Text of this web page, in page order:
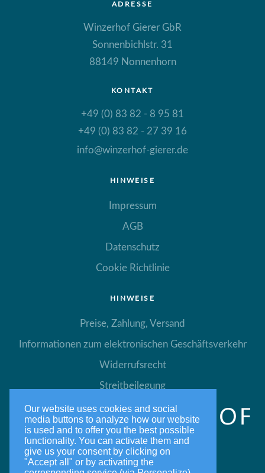
ADRESSE
Winzerhof Gierer GbR
Sonnenbichlstr. 31
88149 Nonnenhorn
KONTAKT
+49 (0) 83 82 - 8 95 81
+49 (0) 83 82 - 27 39 16
info@winzerhof-gierer.de
HINWEISE
Impressum
AGB
Datenschutz
Cookie Richtlinie
HINWEISE
Preise, Zahlung, Versand
Informationen zum elektronischen Geschäftsverkehr
Widerrufsrecht
Streitbeilegung
Our website uses cookies and social
media buttons to analyze how our website
is used and to offer you the best possible
functionality. You can activate them and
give us your consent by clicking on
"Accept all" or by activating the